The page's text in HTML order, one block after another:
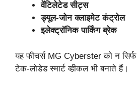
वेंटिलेटेड सीट्स
ड्यूल-जोन क्लाइमेट कंट्रोल
इलेक्ट्रॉनिक पार्किंग ब्रेक
यह फीचर्स MG Cyberster को न सिर्फ
टेक-लोडेड स्मार्ट व्हीकल भी बनाते हैं।